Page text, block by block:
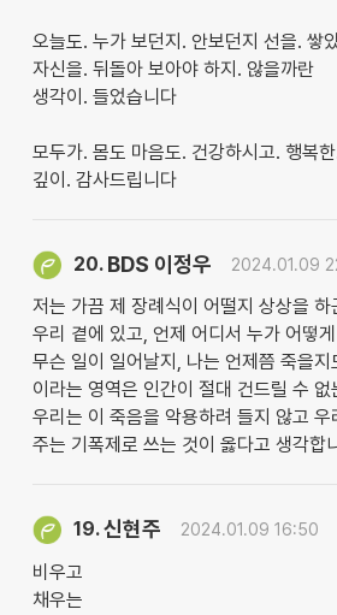
오늘도. 누가 보던지. 안보던지 선을. 쌓
자신을. 뒤돌아 보아야 하지. 않을까란
생각이. 들었습니다
모두가. 몸도 마음도. 건강하시고. 행복
깊이. 감사드립니다
20. BDS 이정우 2024.01.09
저는 가끔 제 장례식이 어떨지 상상을
우리 곁에 있고, 언제 어디서 누가 어떻
무슨 일이 일어날지, 나는 언제쯤 죽을
이라는 영역은 인간이 절대 건드릴 수
우리는 이 죽음을 악용하려 들지 않고 우
주는 기폭제로 쓰는 것이 옳다고 생각합
19.신현주 2024.01.09 16:50
비우고
채우는